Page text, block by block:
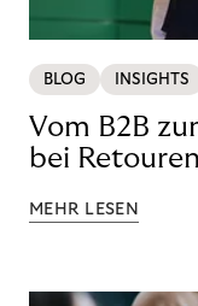
BLOG INSIGHTS
Vom B2B
bei
MEHR LESEN